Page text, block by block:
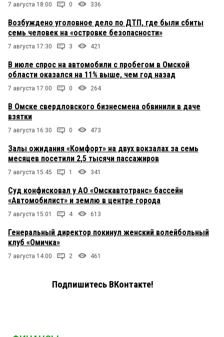
7 августа 18:00 0 336
Возбуждено уголовное дело по ДТП, где были сбиты
семь человек на «островке безопасности»
7 августа 17:30 3 421
В июле спрос на автомобили с пробегом в Омской
области оказался на 11% выше, чем год назад
7 августа 17:00 0 264
В Омске свердловского бизнесмена обвинили в даче
взятки
7 августа 16:30 0 473
Залы ожидания «Комфорт» на двух вокзалах за семь
месяцев посетили 2,5 тысячи пассажиров
7 августа 15:45 1 341
Суд конфисковал у АО «Омскавтотранс» бассейн
«Автомобилист» и землю в центре города
7 августа 15:01 4 613
Генеральный директор покинул женский волейбольный
клуб «Омичка»
7 августа 14:00 2 461
Подпишитесь ВКонтакте!